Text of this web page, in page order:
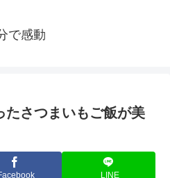
で感動
たさつまいもご飯が美
LINE